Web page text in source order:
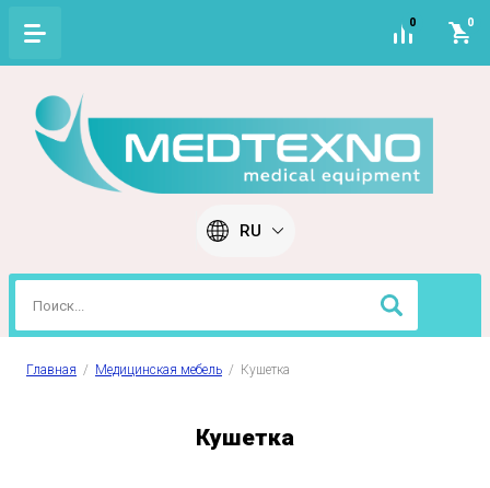
0 0
RU
Главная
  /
Медицинская мебель
  /  Кушетка
Кушетка